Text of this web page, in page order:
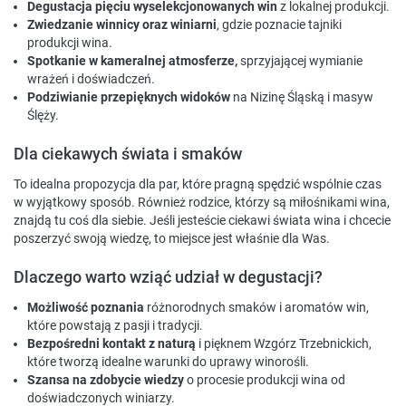
Degustacja pięciu wyselekcjonowanych win z lokalnej produkcji.
Zwiedzanie winnicy oraz winiarni, gdzie poznacie tajniki
produkcji wina.
Spotkanie w kameralnej atmosferze,sprzyjającej wymianie
wrażeń i doświadczeń.
Podziwianie przepięknych widoków na Nizinę Śląską i masyw
Ślęży.
Dla ciekawych świata i smaków
To idealna propozycja dla par, które pragną spędzić wspólnie czas
w wyjątkowy sposób. Również rodzice, którzy są miłośnikami wina,
znajdą tu coś dla siebie. Jeśli jesteście ciekawi świata wina i chcecie
poszerzyć swoją wiedzę, to miejsce jest właśnie dla Was.
Dlaczego warto wziąć udział w degustacji?
Możliwość poznania różnorodnych smaków i aromatów win,
które powstają z pasji i tradycji.
Bezpośredni kontakt z naturą i pięknem Wzgórz Trzebnickich,
które tworzą idealne warunki do uprawy winorośli.
Szansa na zdobycie wiedzyo procesie produkcji wina od
doświadczonych winiarzy.